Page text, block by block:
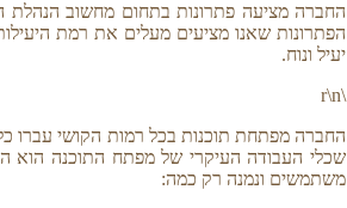
החברה מציעה פתרונות בתחום מחשוב הנהלת
הפתרונות שאנו מציעים מעלים את רמת
יעיל ונוח.
\r\n
החברה מפתחת תוכנות בכל רמות הקושי עברו
שכלי העבודה העיקרי של מפתח התוכנה הוא
משתמשים ונמנה רק כמה: